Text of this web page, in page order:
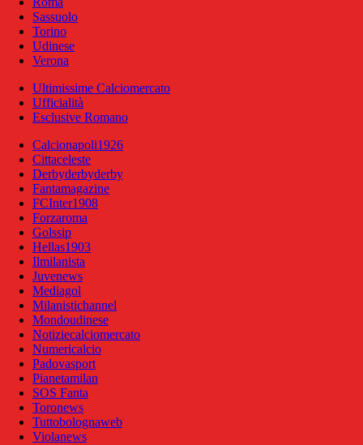
Sassuolo
Torino
Udinese
Verona
Ultimissime Calciomercato
Ufficialità
Esclusive Romano
Calcionapoli1926
Cittaceleste
Derbyderbyderby
Fantamagazine
FCInter1908
Forzaroma
Golssip
Hellas1903
Ilmilanista
Juvenews
Mediagol
Milanistichannel
Mondoudinese
Notiziecalciomercato
Numericalcio
Padovasport
Pianetamilan
SOS Fanta
Toronews
Tuttobolognaweb
Violanews